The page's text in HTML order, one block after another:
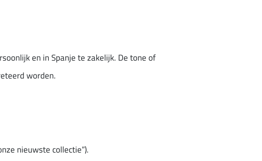
en in Spanje te zakelijk. De tone of
worden.
nieuwste collectie”).